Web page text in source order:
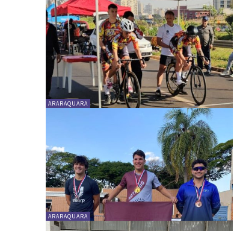
ARARAQUARA
ARARAQUARA